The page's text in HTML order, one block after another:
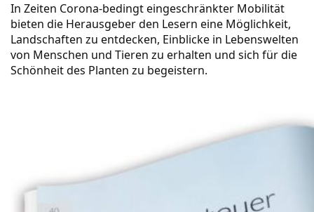
In Zeiten Corona-bedingt eingeschränkter Mobilität
bieten die Herausgeber den Lesern eine Möglichkeit,
Landschaften zu entdecken, Einblicke in Lebenswelten
von Menschen und Tieren zu erhalten und sich für die
Schönheit des Planten zu begeistern.